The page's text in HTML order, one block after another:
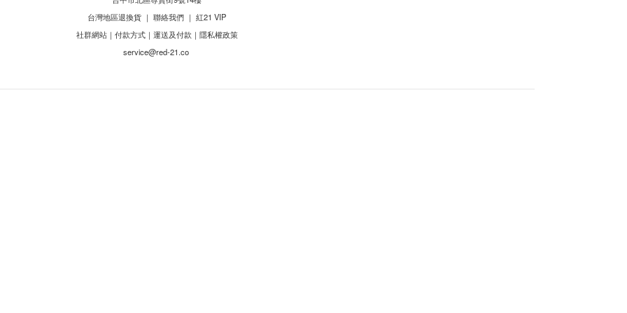
台灣地區退換貨 ｜ 聯絡我們 ｜ 紅21 VIP
社群網站｜ 付款方式｜ 運送及付款 ｜ 隱私權政策
service@red-21.co